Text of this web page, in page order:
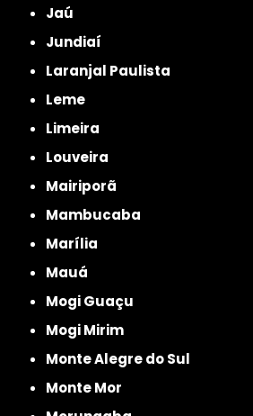
Jaú
Jundiaí
Laranjal Paulista
Leme
Limeira
Louveira
Mairiporã
Mambucaba
Marília
Mauá
Mogi Guaçu
Mogi Mirim
Monte Alegre do Sul
Monte Mor